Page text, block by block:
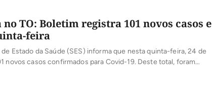
TO: Boletim registra 101 novos casos e
feira
Estado da Saúde (SES) informa que nesta quinta-feira, 24 de
novos casos confirmados para Covid-19. Deste total, foram